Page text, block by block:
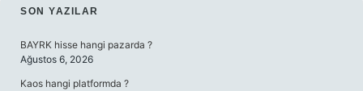
SIDEBAR
SON YAZILAR
BAYRK hisse hangi pazarda ?
Ağustos 6, 2026
Kaos hangi platformda ?